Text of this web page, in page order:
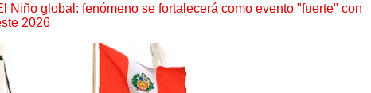
Niño global: fenómeno se fortalecerá como evento "fuerte" con
2026